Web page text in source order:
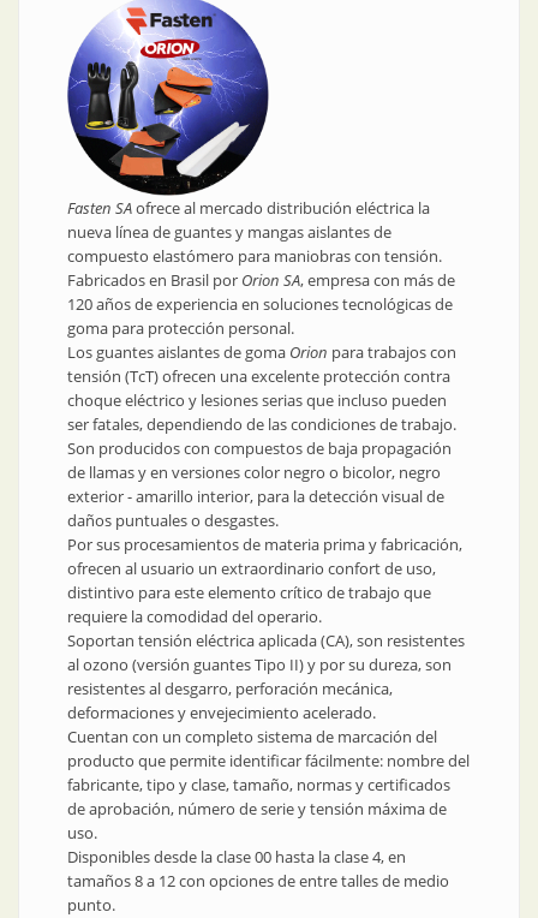
Fasten SAofrece al mercado distribución eléctrica la
nueva línea de guantes y mangas aislantes de
compuesto elastómero para maniobras con tensión.
Fabricados en Brasil por Orion SA, empresa con más de
120 años de experiencia en soluciones tecnológicas de
goma para protección personal.
Los guantes aislantes de goma Orion para trabajos con
tensión (TcT) ofrecen una excelente protección contra
choque eléctrico y lesiones serias que incluso pueden
ser fatales, dependiendo de las condiciones de trabajo.
Son producidos con compuestos de baja propagación
de llamas y en versiones color negro o bicolor, negro
exterior - amarillo interior, para la detección visual de
daños puntuales o desgastes.
Por sus procesamientos de materia prima y fabricación,
ofrecen al usuario un extraordinario confort de uso,
distintivo para este elemento crítico de trabajo que
requiere la comodidad del operario.
Soportan tensión eléctrica aplicada (CA), son resistentes
al ozono (versión guantes Tipo II) y por su dureza, son
resistentes al desgarro, perforación mecánica,
deformaciones y envejecimiento acelerado.
Cuentan con un completo sistema de marcación del
producto que permite identificar fácilmente: nombre del
fabricante, tipo y clase, tamaño, normas y certificados
de aprobación, número de serie y tensión máxima de
uso.
Disponibles desde la clase 00 hasta la clase 4, en
tamaños 8 a 12 con opciones de entre talles de medio
punto.